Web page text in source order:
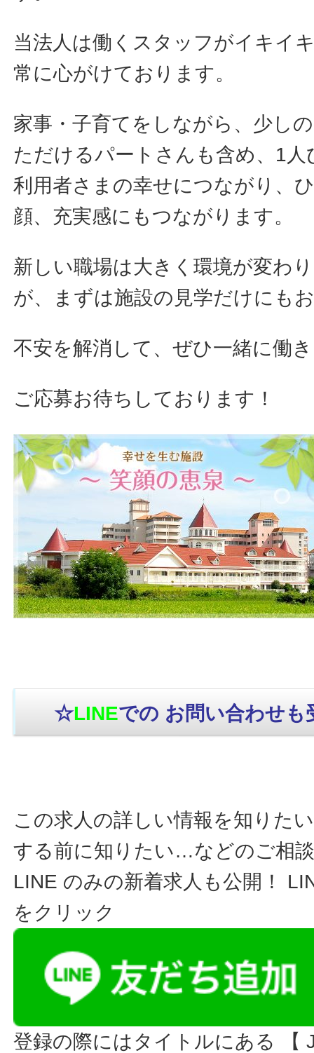
当法人は働くスタッフがイキイ
常に心がけております。
家事・子育てをしながら、少し
ただけるパートさんも含め、1
利用者さまの幸せにつながり、
顔、充実感にもつながります。
新しい職場は大きく環境が変わ
が、まずは施設の見学だけにも
不安を解消して、ぜひ一緒に働
ご応募お待ちしております！
☆LINEでの お問い合わせ
この求人の詳しい情報を知りた
する前に知りたい…などのご相
LINE のみの新着求人も公開！
をクリック
登録の際にはタイトルにある 【